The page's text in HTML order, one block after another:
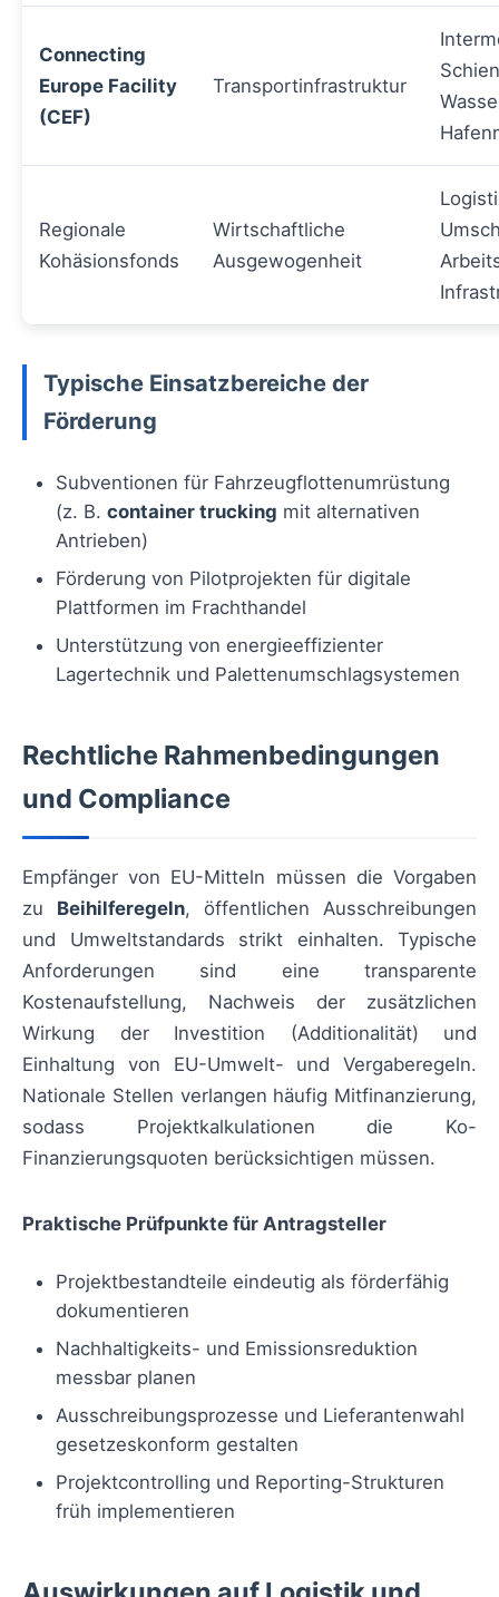
Connecting
Europe Facility
(CEF)
Transportinfrastruktur
Regionale
Kohäsionsfonds
Wirtschaftliche
Ausgewogenheit
Typische Einsatzbereiche der
Förderung
Subventionen für Fahrzeugflottenumrüstung
(z. B. container trucking mit alternativen
Antrieben)
Förderung von Pilotprojekten für digitale
Plattformen im Frachthandel
Unterstützung von energieeffizienter
Lagertechnik und Palettenumschlagsystemen
Rechtliche Rahmenbedingungen
und Compliance
Empfänger von EU-Mitteln müssen die Vorgaben
zu Beihilferegeln, öffentlichen Ausschreibungen
und Umweltstandards strikt einhalten. Typische
Anforderungen sind eine transparente
Kostenaufstellung, Nachweis der zusätzlichen
Wirkung der Investition (Additionalität) und
Einhaltung von EU-Umwelt- und Vergaberegeln.
Nationale Stellen verlangen häufig Mitfinanzierung,
sodass Projektkalkulationen die Ko-
Finanzierungsquoten berücksichtigen müssen.
Praktische Prüfpunkte für Antragsteller
Projektbestandteile eindeutig als förderfähig
dokumentieren
Nachhaltigkeits- und Emissionsreduktion
messbar planen
Ausschreibungsprozesse und Lieferantenwahl
gesetzeskonform gestalten
Projektcontrolling und Reporting-Strukturen
früh implementieren